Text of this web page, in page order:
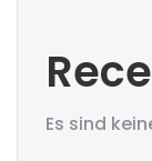
Es sind